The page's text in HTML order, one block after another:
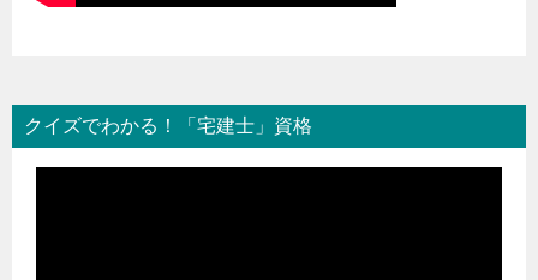
クイズでわかる！「宅建士」資格